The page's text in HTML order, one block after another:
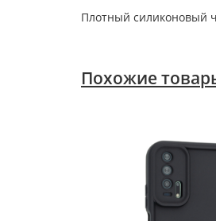
Плотный силиконовый
Похожие